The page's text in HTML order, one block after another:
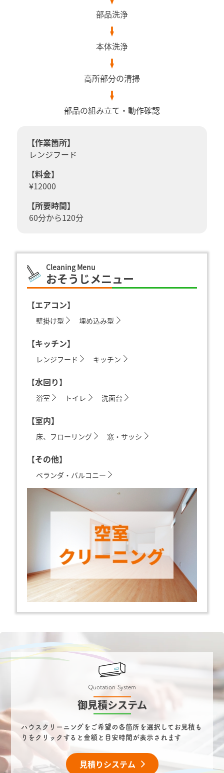
部品洗浄
本体洗浄
高所部分の清掃
部品の組み立て・動作確認
【作業箇所】
レンジフード
【料金】
¥12000
【所要時間】
60分から120分
Cleaning Menu
おそうじメニュー
【エアコン】
壁掛け型 埋め込み型
【キッチン】
レンジフード キッチン
【水回り】
浴室 トイレ 洗面台
【室内】
床、フローリング 窓・サッシ
【その他】
ベランダ・バルコニー
Quotation System
御見積システム
ハウスクリーニングをご希望の各箇所を選択してお見積も
りをクリックすると金額と目安時間が表示されます
見積りシステム